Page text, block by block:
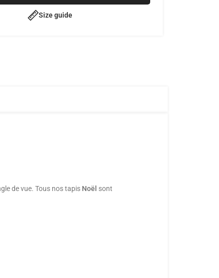
Size guide
de vue. Tous nos tapis Noël sont